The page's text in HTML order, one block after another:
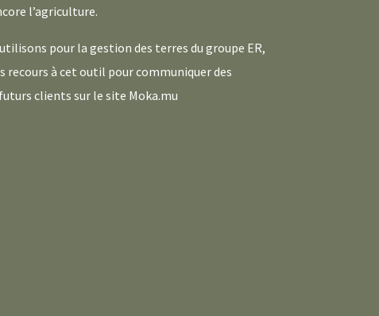
l’agriculture.
pour la gestion des terres du groupe ER,
recours à cet outil pour communiquer des
clients sur le site Moka.mu